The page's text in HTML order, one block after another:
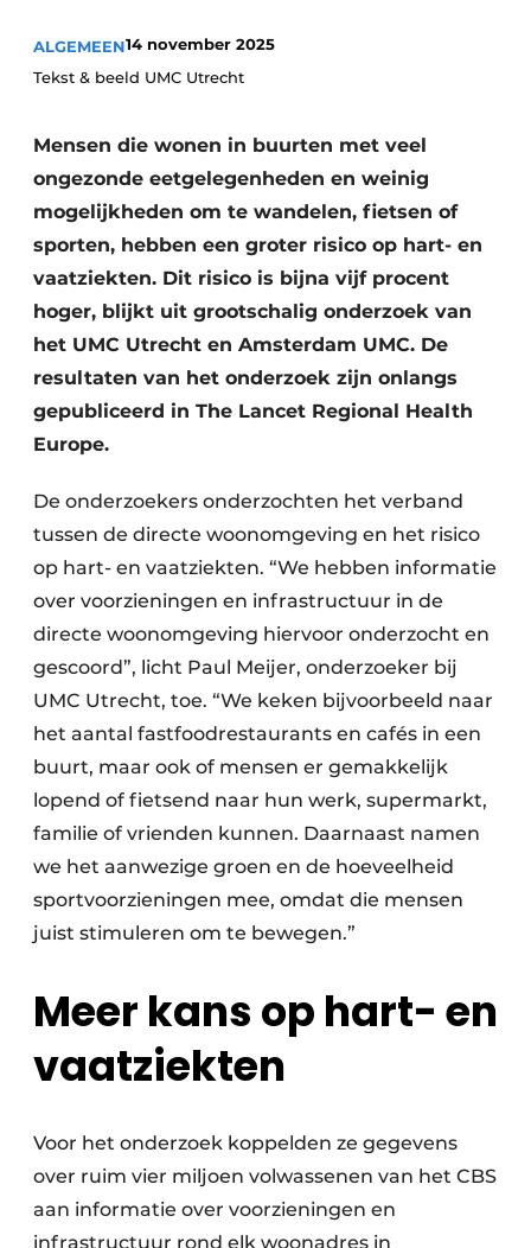
Privacy / Cookie statement
Vacatures
Video’s
Laboratoria
ALGEMEEN14 november 2025
Tekst & beeld UMC Utrecht
Mensen die wonen in buurten met veel
ongezonde eetgelegenheden en weinig
mogelijkheden om te wandelen, fietsen of
sporten, hebben een groter risico op hart- en
vaatziekten. Dit risico is bijna vijf procent
hoger, blijkt uit grootschalig onderzoek van
het UMC Utrecht en Amsterdam UMC. De
resultaten van het onderzoek zijn onlangs
gepubliceerd in The Lancet Regional Health
Europe.
De onderzoekers onderzochten het verband
tussen de directe woonomgeving en het risico
op hart- en vaatziekten. “We hebben informatie
over voorzieningen en infrastructuur in de
directe woonomgeving hiervoor onderzocht en
gescoord”, licht Paul Meijer, onderzoeker bij
UMC Utrecht, toe. “We keken bijvoorbeeld naar
het aantal fastfoodrestaurants en cafés in een
buurt, maar ook of mensen er gemakkelijk
lopend of fietsend naar hun werk, supermarkt,
familie of vrienden kunnen. Daarnaast namen
we het aanwezige groen en de hoeveelheid
sportvoorzieningen mee, omdat die mensen
juist stimuleren om te bewegen.”
Meer kans op hart- en
vaatziekten
Voor het onderzoek koppelden ze gegevens
over ruim vier miljoen volwassenen van het CBS
aan informatie over voorzieningen en
infrastructuur rond elk woonadres in